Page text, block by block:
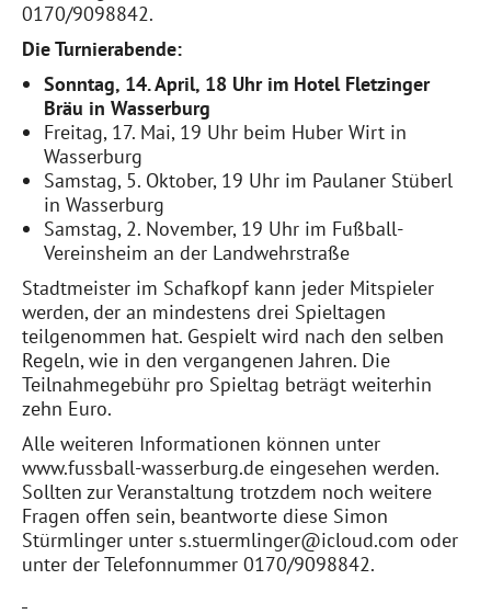
0170/9098842.
Die Turnierabende:
Sonntag, 14. April, 18 Uhr im Hotel Fletzinger
Bräu in Wasserburg
Freitag, 17. Mai, 19 Uhr beim Huber Wirt in
Wasserburg
Samstag, 5. Oktober, 19 Uhr im Paulaner Stüberl
in Wasserburg
Samstag, 2. November, 19 Uhr im Fußball-
Vereinsheim an der Landwehrstraße
Stadtmeister im Schafkopf kann jeder Mitspieler
werden, der an mindestens drei Spieltagen
teilgenommen hat. Gespielt wird nach den selben
Regeln, wie in den vergangenen Jahren. Die
Teilnahmegebühr pro Spieltag beträgt weiterhin
zehn Euro.
Alle weiteren Informationen können unter
www.fussball-wasserburg.de eingesehen werden.
Sollten zur Veranstaltung trotzdem noch weitere
Fragen offen sein, beantworte diese Simon
Stürmlinger unter s.stuermlinger@icloud.com oder
unter der Telefonnummer 0170/9098842.